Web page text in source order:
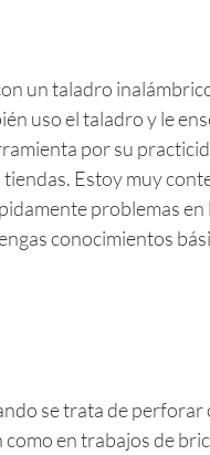
un taladro
uso el taladro y le
por su
Estoy muy
problemas en
conocimientos
se trata de perforar
en trabajos de